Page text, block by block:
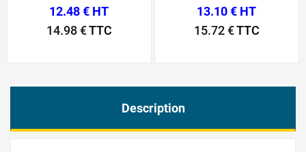
12.48 € HT
14.98 €TTC
13.10 € HT
15.72 €TTC
Description